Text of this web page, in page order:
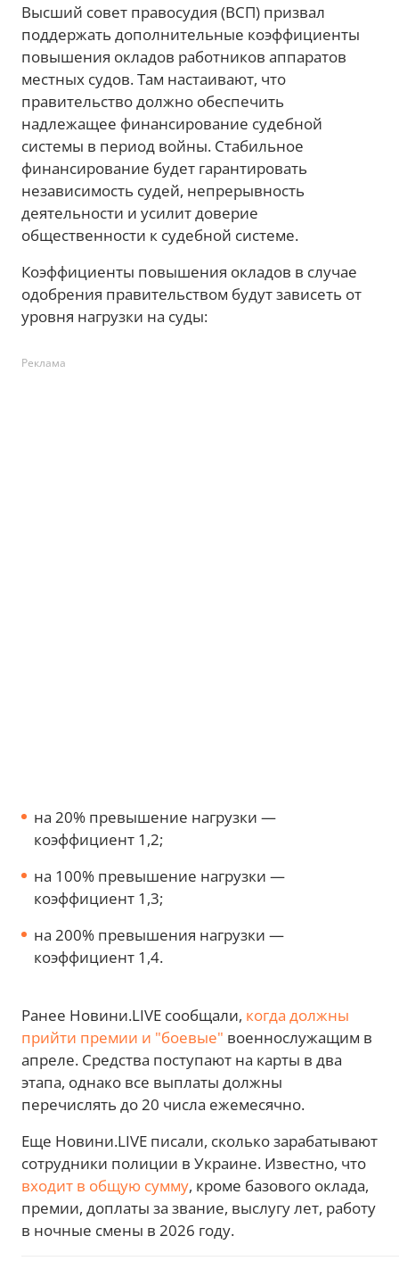
Высший совет правосудия (ВСП) призвал
поддержать дополнительные коэффициенты
повышения окладов работников аппаратов
местных судов. Там настаивают, что
правительство должно обеспечить
надлежащее финансирование судебной
системы в период войны. Стабильное
финансирование будет гарантировать
независимость судей, непрерывность
деятельности и усилит доверие
общественности к судебной системе.
Коэффициенты повышения окладов в случае
одобрения правительством будут зависеть от
уровня нагрузки на суды:
Реклама
на 20% превышение нагрузки —
коэффициент 1,2;
на 100% превышение нагрузки —
коэффициент 1,3;
на 200% превышения нагрузки —
коэффициент 1,4.
Ранее Новини.LIVE сообщали, когда должны
прийти премии и "боевые" военнослужащим в
апреле. Средства поступают на карты в два
этапа, однако все выплаты должны
перечислять до 20 числа ежемесячно.
Еще Новини.LIVE писали, сколько зарабатывают
сотрудники полиции в Украине. Известно, что
входит в общую сумму, кроме базового оклада,
премии, доплаты за звание, выслугу лет, работу
в ночные смены в 2026 году.